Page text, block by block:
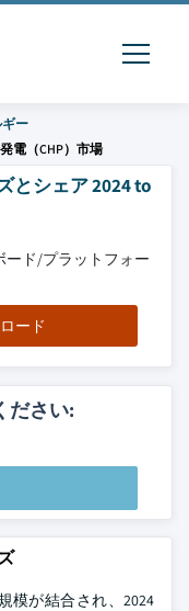
ー
電（CHP）市場
とシェア 2024 to
ード/プラットフォー
ード
ださい:
模が結合され、2024